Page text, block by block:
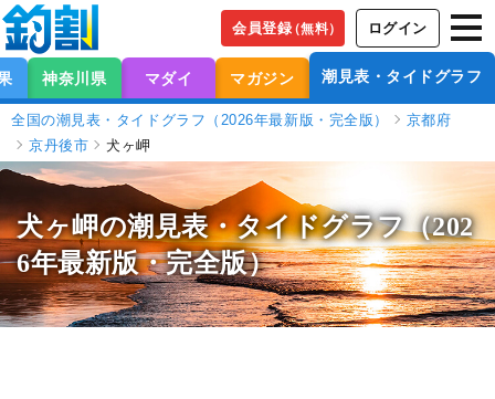
会員登録（無料） ログイン
神奈川県 マダイ マガジン 潮見表・タイドグラフ
全国の潮見表・タイドグラフ（2026年最新版・完全版）
京都府
京丹後市
犬ヶ岬
犬ヶ岬の潮見表・タイドグラフ（202
6年最新版・完全版）